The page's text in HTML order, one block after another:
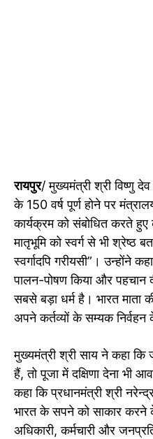
रायपुर/ मुख्यमंत्री श्री विष्णु
के 150 वर्ष पूर्ण होने पर
कार्यक्रम को संबोधित करते हुए
मातृभूमि को स्वर्ग से भी श्रेष्ठ
स्वर्गादपि गरीयसी”। उन्होंने
पालन-पोषण किया और पहचान
सबसे बड़ा धर्म है। भारत माता
अपने कर्तव्यों के सम्यक निर्वहन
मुख्यमंत्री श्री साय ने कहा कि
हैं, तो पूजा में दक्षिणा देना भी
कहा कि प्रधानमंत्री श्री
भारत के सपने को साकार करने
अधिकारी, कर्मचारी और